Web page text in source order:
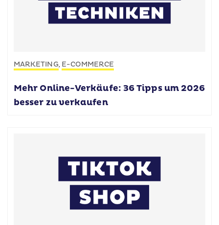
MARKETING E-COMMERCE
Mehr Online-Verkäufe: 36 Tipps um 2026
besser zu verkaufen